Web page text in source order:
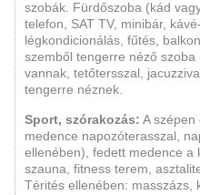
szobák. Fürdőszoba (kád
telefon, SAT TV, minibár,
légkondicionálás, fűtés,
szemből tengerre néző szoba
vannak, tetőtersszal,
tengerre néznek.
Sport, szórakozás: A
medence napozóterasszal,
ellenében), fedett medence a
szauna, fitness terem,
Térités ellenében: masszázs,